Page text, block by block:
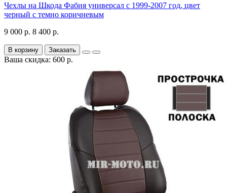
Чехлы на Шкода Фабия универсал с 1999-2007 год, цвет
черный с темно коричневым
9 000 р. 8 400 р.
В корзину Заказать
Ваша скидка: 600 р.